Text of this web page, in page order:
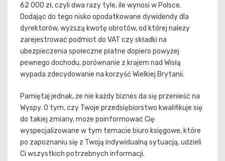
62 000 zł, czyli dwa razy tyle, ile wynosi w Polsce.
Dodając do tego nisko opodatkowane dywidendy dla
dyrektorów, wyższą kwotę obrotów, od której należy
zarejestrować podmiot do VAT czy składki na
ubezpieczenia społeczne płatne dopiero powyżej
pewnego dochodu, porównanie z krajem nad Wisłą
wypada zdecydowanie na korzyść Wielkiej Brytanii.
Pamiętaj jednak, że nie każdy biznes da się przenieść na
Wyspy. O tym, czy Twoje przedsiębiorstwo kwalifikuje się
do takiej zmiany, może poinformować Cię
wyspecjalizowane w tym temacie biuro księgowe, które
po zapoznaniu się z Twoją indywidualną sytuacją, udzieli
Ci wszystkich potrzebnych informacji.